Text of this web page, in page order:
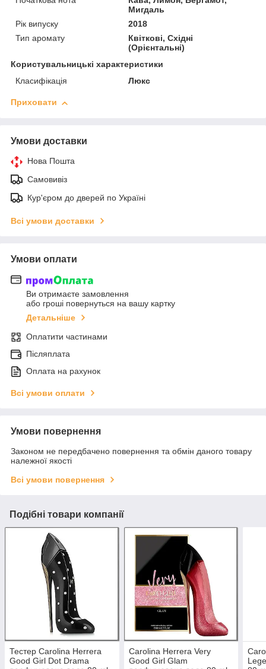
Мигдаль
Рік випуску
2018
Тип аромату
Квіткові, Східні
(Орієнтальні)
Користувальницькі характеристики
Класифікація
Люкс
Приховати
Умови доставки
Нова Пошта
Самовивіз
Кур'єром до дверей по Україні
Всі умови доставки
Умови оплати
Ви отримаєте замовлення
або гроші повернуться на вашу картку
Детальніше
Оплатити частинами
Післяплата
Оплата на рахунок
Всі умови оплати
Умови повернення
Законом не передбачено повернення та обмін даного товару
належної якості
Всі умови повернення
Подібні товари компанії
Тестер Carolina Herrera
Good Girl Dot Drama
Carolina Herrera Very
Good Girl Glam